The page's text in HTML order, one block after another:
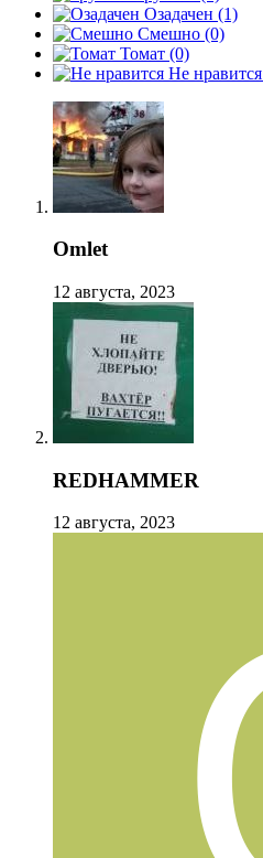
Озадачен (1)
Смешно (0)
Томат (0)
Не нравится
Omlet
12 августа, 2023
REDHAMMER
12 августа, 2023